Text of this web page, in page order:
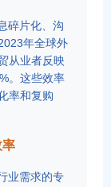
碎片化、沟
年全球外
从业者反映
。这些效率
率和复购
率
业需求的专